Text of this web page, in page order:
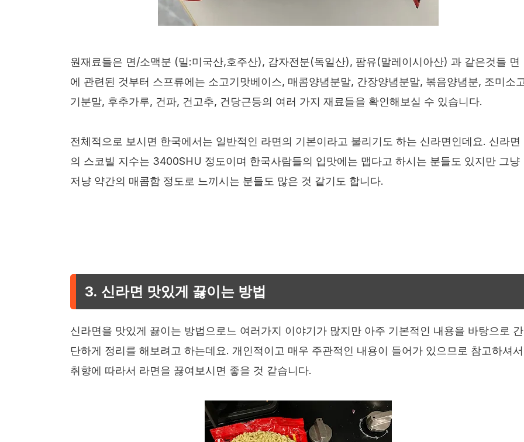
원재료들은 면/소맥분 (밀:미국산,호주산), 감자전분(독일산), 팜유(말레이시아산) 과 같은것들 면
에 관련된 것부터 스프류에는 소고기맛베이스, 매콤양념분말, 간장양념분말, 볶음양념분, 조미소고
기분말, 후추가루, 건파, 건고추, 건당근등의 여러 가지 재료들을 확인해보실 수 있습니다.
전체적으로 보시면 한국에서는 일반적인 라면의 기본이라고 불리기도 하는 신라면인데요. 신라면
의 스코빌 지수는 3400SHU 정도이며 한국사람들의 입맛에는 맵다고 하시는 분들도 있지만 그냥
저냥 약간의 매콤함 정도로 느끼시는 분들도 많은 것 같기도 합니다.
3. 신라면 맛있게 끓이는 방법
신라면을 맛있게 끓이는 방법으로느 여러가지 이야기가 많지만 아주 기본적인 내용을 바탕으로 간
단하게 정리를 해보려고 하는데요. 개인적이고 매우 주관적인 내용이 들어가 있으므로 참고하셔서
취향에 따라서 라면을 끓여보시면 좋을 것 같습니다.